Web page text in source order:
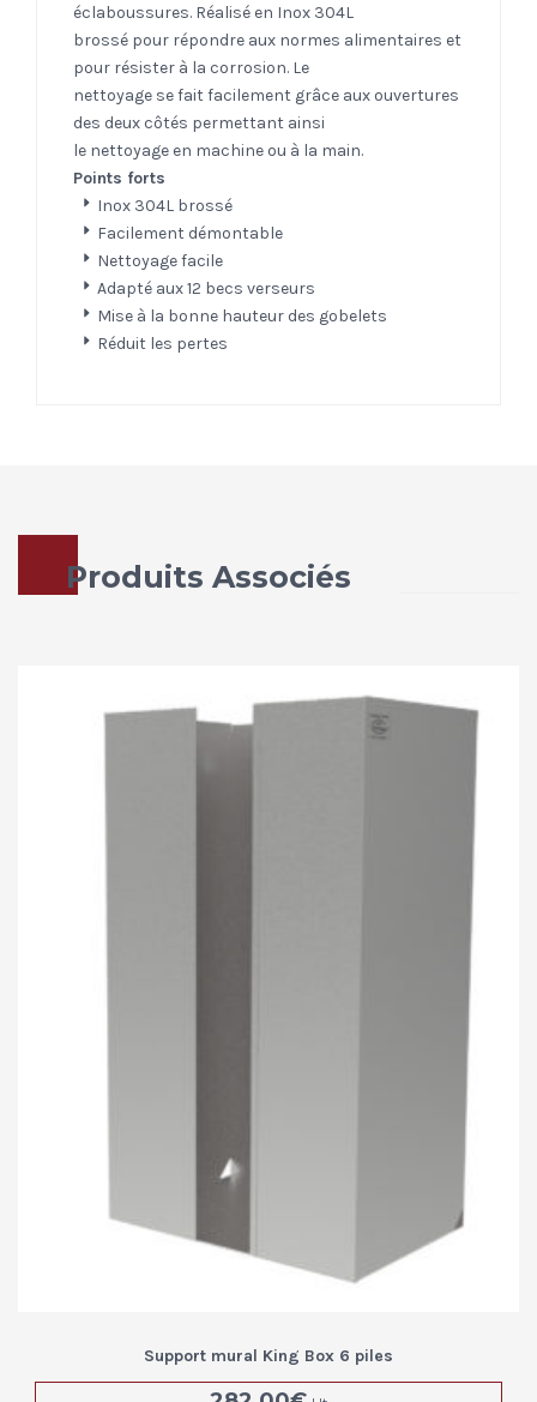
éclaboussures. Réalisé en Inox 304L
brossé pour répondre aux normes alimentaires et
pour résister à la corrosion. Le
nettoyage se fait facilement grâce aux ouvertures
des deux côtés permettant ainsi
le nettoyage en machine ou à la main.
Points forts
Inox 304L brossé
Facilement démontable
Nettoyage facile
Adapté aux 12 becs verseurs
Mise à la bonne hauteur des gobelets
Réduit les pertes
Produits Associés
Support mural King Box 6 piles